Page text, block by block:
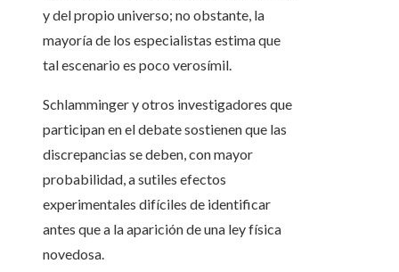
y del propio universo; no obstante, la
mayoría de los especialistas estima que
tal escenario es poco verosímil.
Schlamminger y otros investigadores que
participan en el debate sostienen que las
discrepancias se deben, con mayor
probabilidad, a sutiles efectos
experimentales difíciles de identificar
antes que a la aparición de una ley física
novedosa.